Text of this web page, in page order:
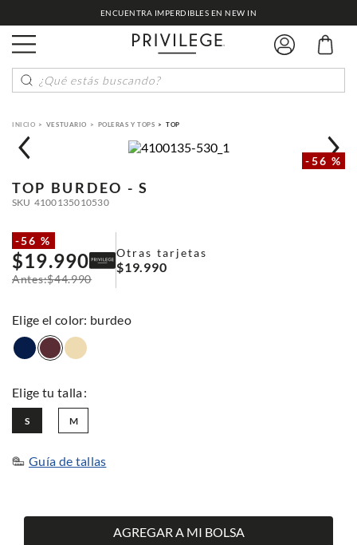
ENCUENTRA IMPERDIBLES EN NEW IN
¿Qué estás buscando?
VESTUARIO POLERAS Y TOPS TOP
-56 %
TOP BURDEO - S
SKU 4100135010530
-56 %
$19.990
$44.990
Otras tarjetas
$19.990
: burdeo
M
S
Guía de tallas
AGREGAR A MI BOLSA